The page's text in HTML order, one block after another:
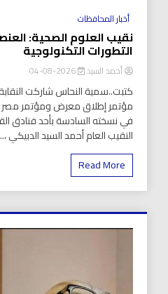
أخبار المحافظات
نقيب العلوم الصحية:
التطورات التكنولوجية
أحمد السيد 2026-08-04
كتبت..سمية النحاس شاركت
مؤتمر إطلاق معرض ومؤتمر مصر
في نسخته السادسة بأحد فنادق
النقيب العام أحمد السيد الدبيكي
Read More